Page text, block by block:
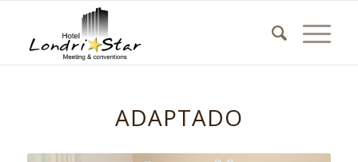
ADAPTADO